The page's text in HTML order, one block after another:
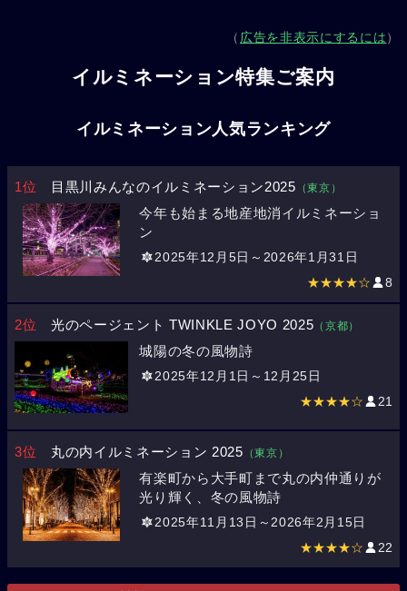
（ 広告を非表示にするには ）
イルミネーション特集ご案内
イルミネーション人気ランキング
1位 目黒川みんなのイルミネーション2025 （東京）
今年も始まる地産地消イルミネーショ
ン
2025年12月5日～2026年1月31日
★★★★☆ 8
2位 光のページェント TWINKLE JOYO 2025 （京都）
城陽の冬の風物詩
2025年12月1日～12月25日
★★★★☆ 21
3位 丸の内イルミネーション 2025 （東京）
有楽町から大手町まで丸の内仲通りが
光り輝く、冬の風物詩
2025年11月13日～2026年2月15日
★★★★☆ 22